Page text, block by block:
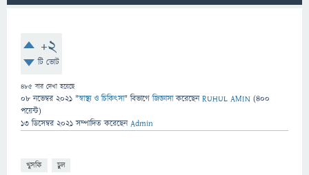
+2
টি ভোট
485 বার দেখা হয়েছে
08 নভেম্বর 2021 "স্বাস্থ্য ও চিকিৎসা" বিভাগে জিজ্ঞাসাকরেছেনRUHUL AMIN (400
পয়েন্ট)
13 ডিসেম্বর 2021 সম্পাদিত করেছেনAdmin
খুসকি চুল